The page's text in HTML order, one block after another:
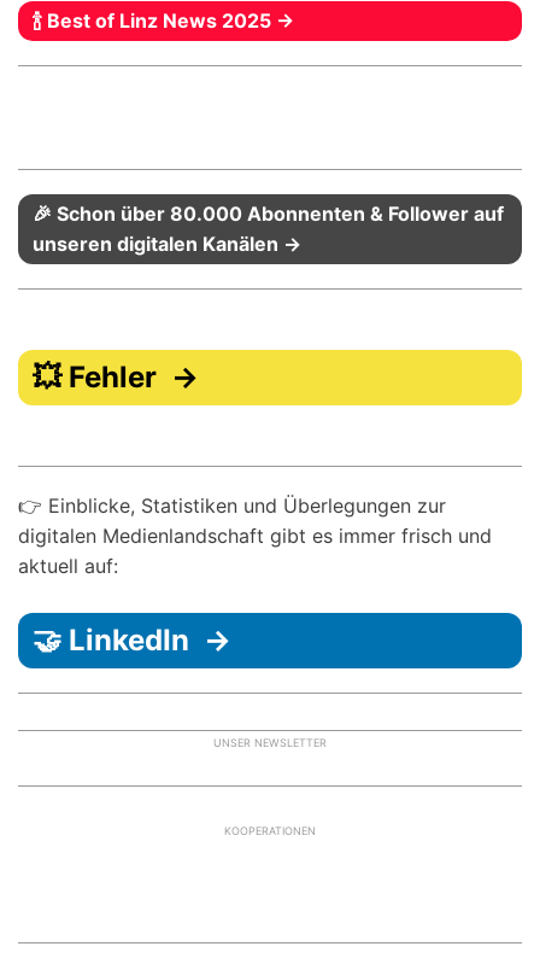
🍾 Best of Linz News 2025 →
🎉 Schon über 80.000 Abonnenten & Follower auf
unseren digitalen Kanälen →
💥 Fehler →
👉 Einblicke, Statistiken und Überlegungen zur
digitalen Medienlandschaft gibt es immer frisch und
aktuell auf:
🤝 LinkedIn →
UNSER NEWSLETTER
KOOPERATIONEN